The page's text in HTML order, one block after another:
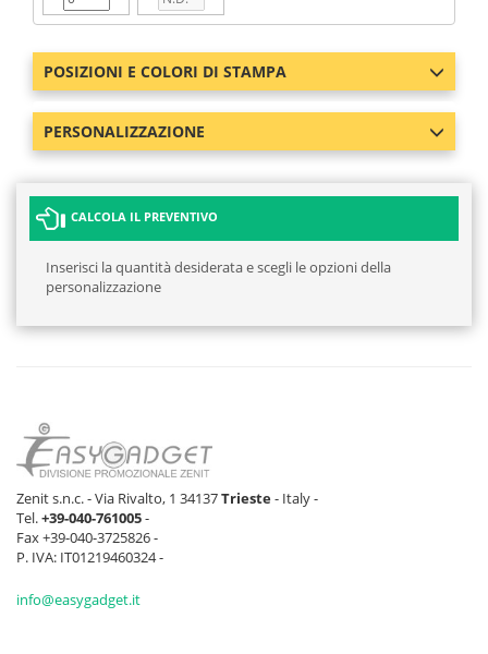
POSIZIONI E COLORI DI STAMPA
PERSONALIZZAZIONE
CALCOLA IL PREVENTIVO
Inserisci la quantità desiderata e scegli le opzioni della
personalizzazione
Zenit s.n.c. - Via Rivalto, 1 34137Trieste- Italy -
Tel.+39-040-761005-
Fax +39-040-3725826 -
P. IVA: IT01219460324 -
info@easygadget.it